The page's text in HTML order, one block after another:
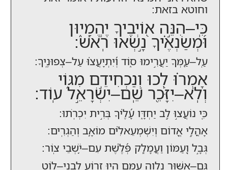
וחוטא בזאת:
כִּֽי–הִנֵּ֣ה א֭וֹיְבֶיךָ יֶהֱמָי֑וּן
וּ֝מְשַׂנְאֶ֗יךָ נָ֣שְׂאוּ רֹֽאשׁ:
עַֽל–עַ֭מְּךָ יַעֲרִ֣ימוּ ס֑וֹד וְ֝יִתְיָעֲצ֗וּ עַל–צְפוּנֶֽיךָ:
אָמְר֗וּ לְ֭כוּ וְנַכְחִידֵ֣ם מִגּ֑וֹי
וְלֹֽא–יִזָּכֵ֖ר שֵֽׁם–יִשְׂרָאֵ֣ל עֽוֹד:
כִּ֤י נוֹעֲצ֣וּ לֵ֣ב יַחְדָּ֑ו עָ֝לֶ֗יךָ בְּרִ֣ית יִכְרֹֽתוּ:
אָהֳלֵ֣י אֱ֭דוֹם וְיִשְׁמְעֵאלִ֗ים מוֹאָ֥ב וְהַגְרִֽים:
גְּבָ֣ל וְ֭עַמּוֹן וַעֲמָלֵ֑ק פְּ֝לֶ֗שֶׁת עִם–יֹ֥שְׁבֵי צֽוֹר:
גַּם–אַ֭שּׁוּר נִלְוָ֣ה עִמָּ֑ם הָ֤י֥וּ זְר֖וֹעַ לִבְנֵי–ל֣וֹט